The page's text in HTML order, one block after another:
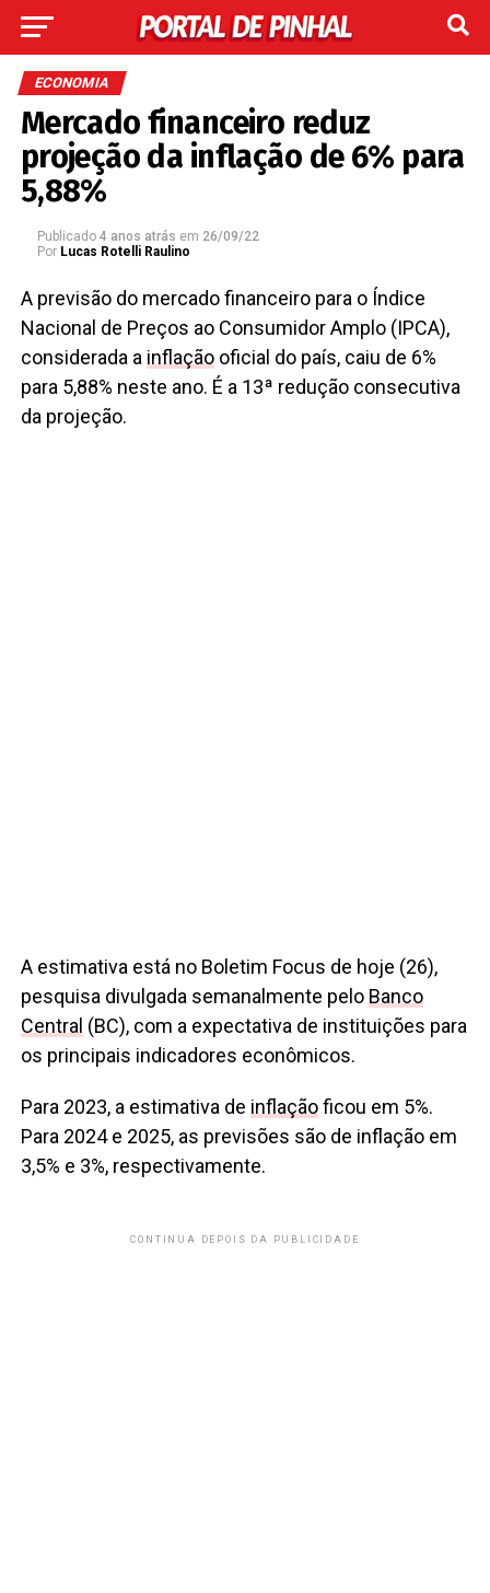
ECONOMIA
Mercado financeiro reduz
projeção da inflação de 6% para
5,88%
Publicado 4 anos atrás em 26/09/22
Por Lucas Rotelli Raulino
A previsão do mercado financeiro para o Índice
Nacional de Preços ao Consumidor Amplo (IPCA),
considerada a inflaçãooficial do país, caiu de 6%
para 5,88% neste ano. É a 13ª redução consecutiva
da projeção.
A estimativa está no Boletim Focus de hoje (26),
pesquisa divulgada semanalmente pelo Banco
Central (BC), com a expectativa de instituições para
os principais indicadores econômicos.
Para 2023, a estimativa de inflaçãoficou em 5%.
Para 2024 e 2025, as previsões são de inflação em
3,5% e 3%, respectivamente.
CONTINUA DEPOIS DA PUBLICIDADE